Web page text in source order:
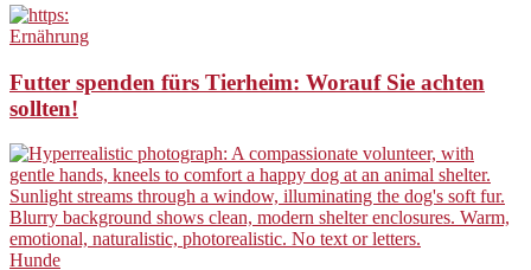
Ernährung
Futter spenden fürs Tierheim: Worauf Sie achten
sollten!
Hunde